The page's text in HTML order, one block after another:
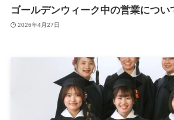
ゴールデンウィーク中の営業につい
2026年4月27日